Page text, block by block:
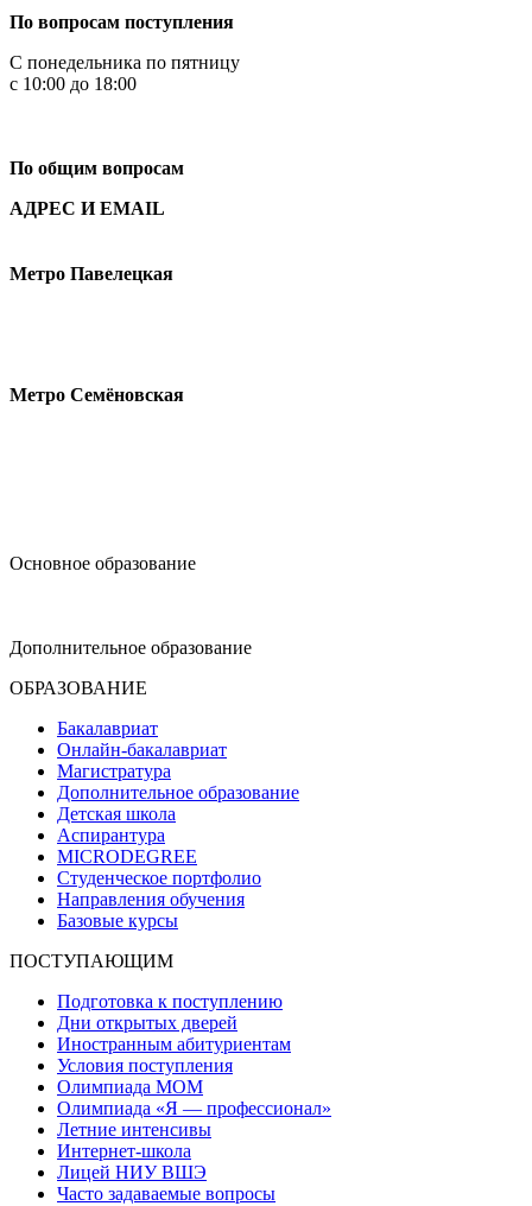
По вопросам поступления
С понедельника по пятницу
с 10:00 до 18:00
По общим вопросам
АДРЕС И EMAIL
Метро Павелецкая
Метро Семёновская
Основное образование
Дополнительное образование
ОБРАЗОВАНИЕ
Бакалавриат
Онлайн-бакалавриат
Магистратура
Дополнительное образование
Детская школа
Аспирантура
MICRODEGREE
Студенческое портфолио
Направления обучения
Базовые курсы
ПОСТУПАЮЩИМ
Подготовка к поступлению
Дни открытых дверей
Иностранным абитуриентам
Условия поступления
Олимпиада МОМ
Олимпиада «Я — профессионал»
Летние интенсивы
Интернет-школа
Лицей НИУ ВШЭ
Часто задаваемые вопросы